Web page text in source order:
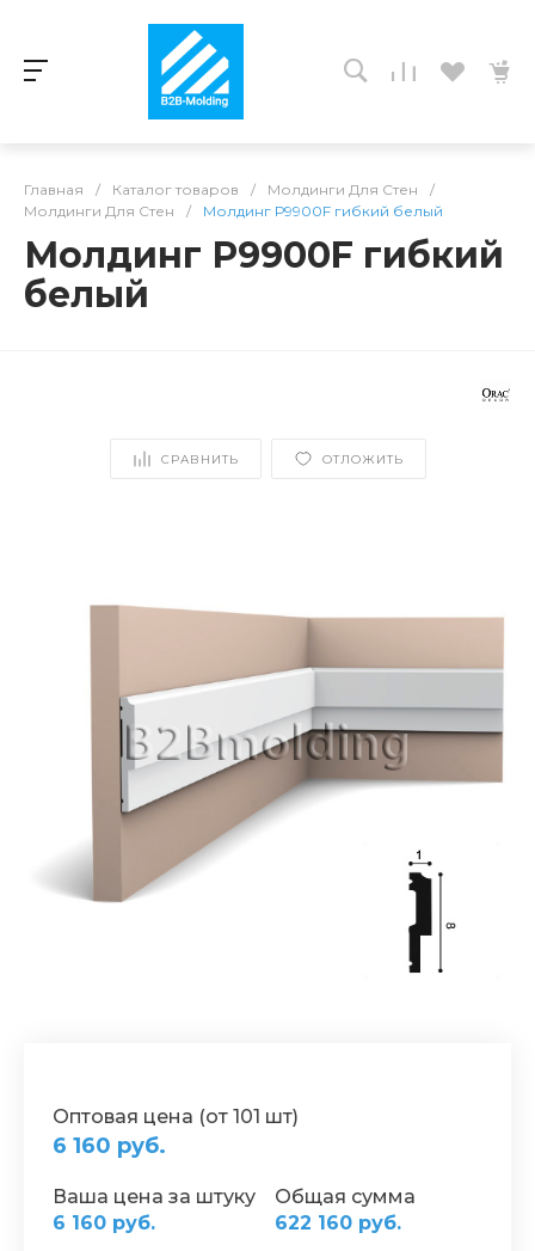
Главная / Каталог товаров / Молдинги Для Стен
/
Молдинги Для Стен
/ Молдинг Р9900F гибкий белый
Молдинг Р9900F гибкий
белый
СРАВНИТЬ ОТЛОЖИТЬ
Оптовая цена (от 101 шт)
6 160 руб.
Ваша цена за штуку
6 160 руб.
Общая сумма
622 160 руб.